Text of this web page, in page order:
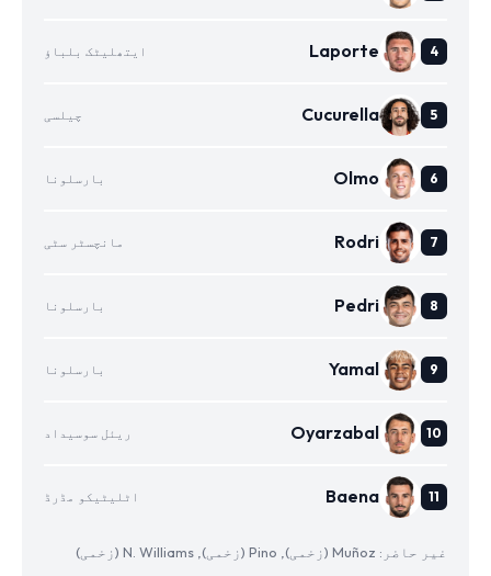
Laporte ایتھلیٹک بلباؤ
Cucurella چیلسی
Olmo بارسلونا
Rodri مانچسٹر سٹی
Pedri بارسلونا
Yamal بارسلونا
Oyarzabal ریئل سوسیداد
Baena اٹلیٹیکو مڈرڈ
غیر حاضر: Muñoz (زخمی), Pino (زخمی), N. Williams (زخمی)